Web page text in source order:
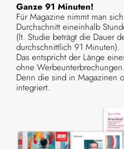
Ganze 91 Minuten!
Für Magazine nimmt man
Durchschnitt eineinhalb
(lt. Studie beträgt die Dauer
durchschnittlich 91 Minuten).
Das entspricht der Länge
ohne Werbeunterbrechungen.
Denn die sind in Magazinen
integriert.